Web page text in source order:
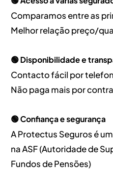
Comparamos entre as
Melhor relação preço/
🟢 Disponibilidade e
Contacto fácil por
Não paga mais por
🟢 Confiança e segurança
A Protectus Seguros é
na ASF (Autoridade de
Fundos de Pensões)